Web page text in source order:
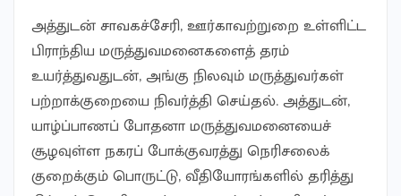
அத்துடன் சாவகச்சேரி, ஊர்காவற்றுறை உள்ளிட்ட
பிராந்திய மருத்துவமனைகளைத் தரம்
உயர்த்துவதுடன், அங்கு நிலவும் மருத்துவர்கள்
பற்றாக்குறையை நிவர்த்தி செய்தல். அத்துடன்,
யாழ்ப்பாணப் போதனா மருத்துவமனையைச்
சூழவுள்ள நகரப் போக்குவரத்து நெரிசலைக்
குறைக்கும் பொருட்டு, வீதியோரங்களில் தரித்து